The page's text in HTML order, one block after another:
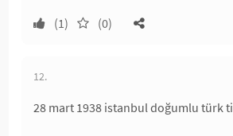
(1)
(0)
12.
28 mart 1938 istanbul doğumlu türk